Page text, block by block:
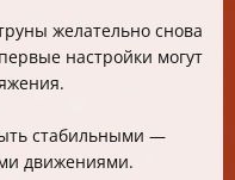
желательно снова
настройки могут
стабильными —
движениями.